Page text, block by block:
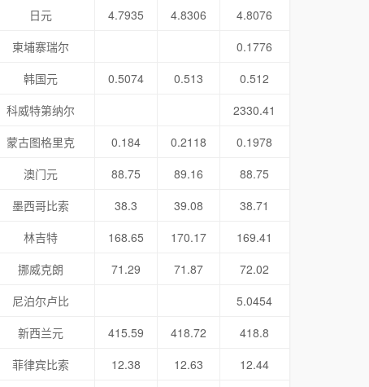
日元
4.7935 4.8306
4.8076
柬埔寨瑞尔
0.1776
韩国元
0.5074 0.513
0.512
科威特第纳尔
2330.41
蒙古图格里克
0.184 0.2118
0.1978
澳门元
88.75 89.16
88.75
墨西哥比索
38.3 39.08
38.71
林吉特
168.65 170.17
169.41
挪威克朗
71.29 71.87
72.02
尼泊尔卢比
5.0454
新西兰元
415.59 418.72
418.8
菲律宾比索
12.38 12.63
12.44